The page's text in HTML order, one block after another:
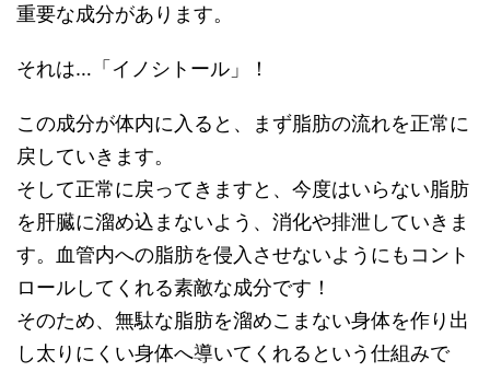
重要な成分があります。
それは…「イノシトール」！
この成分が体内に入ると、まず脂肪の流れを正常に
戻していきます。
そして正常に戻ってきますと、今度はいらない脂肪
を肝臓に溜め込まないよう、消化や排泄していきま
す。血管内への脂肪を侵入させないようにもコント
ロールしてくれる素敵な成分です！
そのため、無駄な脂肪を溜めこまない身体を作り出
し太りにくい身体へ導いてくれるという仕組みで